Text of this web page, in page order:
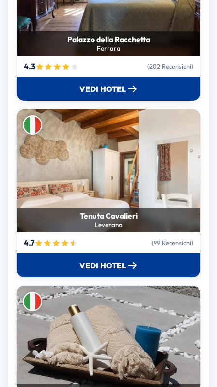
Palazzo della Racchetta
Ferrara
4.3 (202 Recensioni)
VEDI HOTEL
Tenuta Cavalieri
Leverano
4.7 (99 Recensioni)
VEDI HOTEL